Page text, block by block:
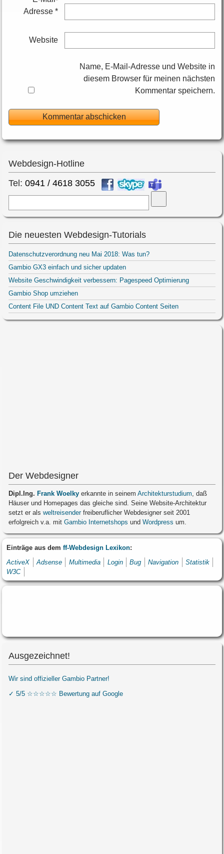
Adresse*
Website
Name, E-Mail-Adresse und Website in
diesem Browser für meinen nächsten
Kommentar speichern.
Webdesign-Hotline
Tel:0941 / 4618 3055
Die neuesten Webdesign-Tutorials
Datenschutzverordnung neu Mai 2018: Was tun?
Gambio GX3 einfach und sicher updaten
Website Geschwindigkeit verbessern: Pagespeed Optimierung
Gambio Shop umziehen
Content File UND Content Text auf Gambio Content Seiten
Der Webdesigner
Dipl.Ing. Frank Woelky erkannte in seinemArchitekturstudium, daß
Häuser und Homepages das gleiche sind. Seine Website-Architektur
setzt er alsweltreisenderfreiberuflicher Webdesigner seit 2001
erfolgreich v.a. mitGambio Internetshops undWordpress um.
Einträge aus demff-Webdesign Lexikon:
ActiveX
Adsense Multimedia Login Bug Navigation
Statistik
W3C
Ausgezeichnet!
Wir sind offizieller Gambio Partner!
✓ 5/5 ☆☆☆☆☆ Bewertung auf Google